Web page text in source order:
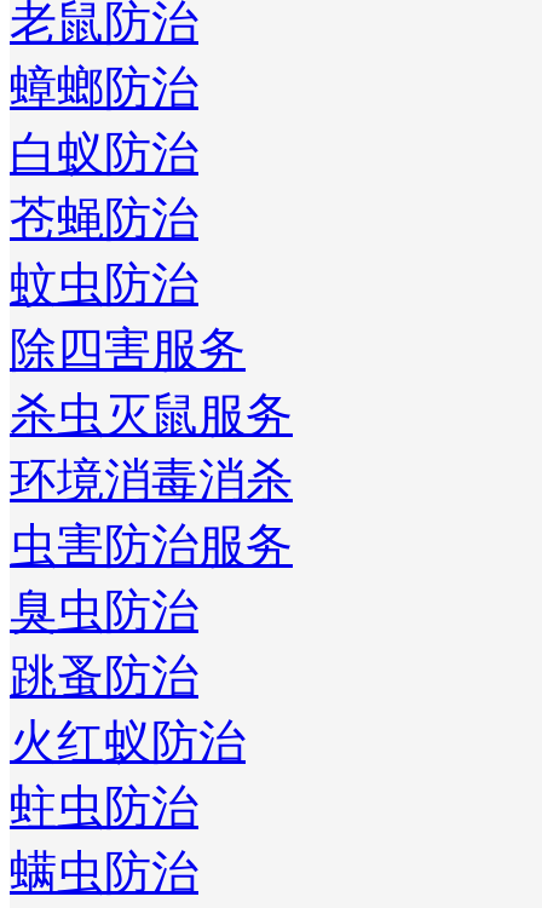
老鼠防治
蟑螂防治
白蚁防治
苍蝇防治
蚊虫防治
除四害服务
杀虫灭鼠服务
环境消毒消杀
虫害防治服务
臭虫防治
跳蚤防治
火红蚁防治
蛀虫防治
螨虫防治